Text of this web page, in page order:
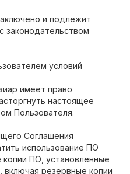
и подлежит
законодательством
условий
имеет право
настоящее
Пользователя.
Соглашения
использование ПО
ПО, установленные
включая резервные копии